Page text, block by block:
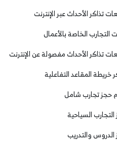
تذاكر الأحداث عبر الإنترنت
التجارب الخاصة بالأعمال
تذاكر الأحداث مفصولة عن الإنترنت
خريطة المقاعد التفاعلية
حجز تجارب شامل
السياحية
والتدريب